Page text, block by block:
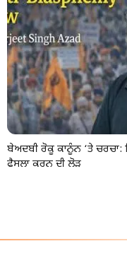
ਬੇਅਦਬੀ ਰੋਕੂ ਕਾਨੂੰਨ ‘ਤੇ
ਫੈਸਲਾ ਕਰਨ ਦੀ ਲੋੜ